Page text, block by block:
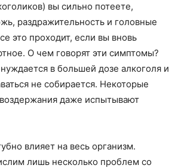
вы сильно потеете,
раздражительность и головные
это проходит, если вы вновь
О чем говорят эти симптомы?
в большей дозе алкоголя и
не собирается. Некоторые
даже испытывают
влияет на весь организм.
лишь несколько проблем со